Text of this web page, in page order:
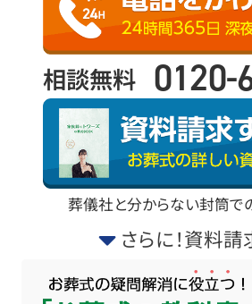
相談無料 0120-
葬儀社と分からない封筒で
さらに！資料請